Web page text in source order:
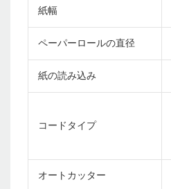
紙幅
ペーパーロールの直径
紙の読み込み
コードタイプ
オートカッター